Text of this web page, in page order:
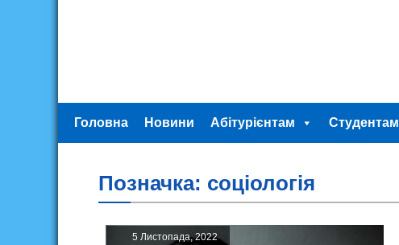
Головна Новини Абітурієнтам Студентам
Позначка: соціологія
5 Листопада, 2022